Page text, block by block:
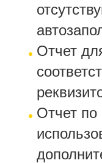
Отчет
Отчет